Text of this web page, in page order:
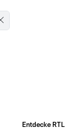
Entdecke RTL